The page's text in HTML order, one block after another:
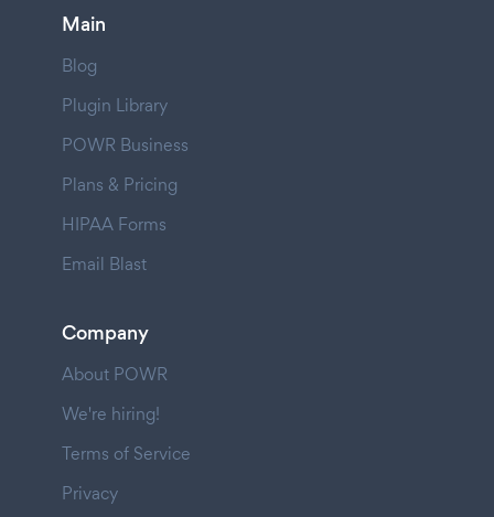
Main
Blog
Plugin Library
POWR Business
Plans & Pricing
HIPAA Forms
Email Blast
Company
About POWR
We're hiring!
Terms of Service
Privacy